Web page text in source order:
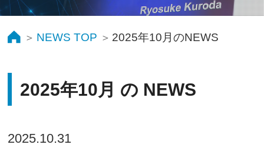
NEWS TOP 2025年10月のNEWS
2025年10月 の NEWS
2025.10.31